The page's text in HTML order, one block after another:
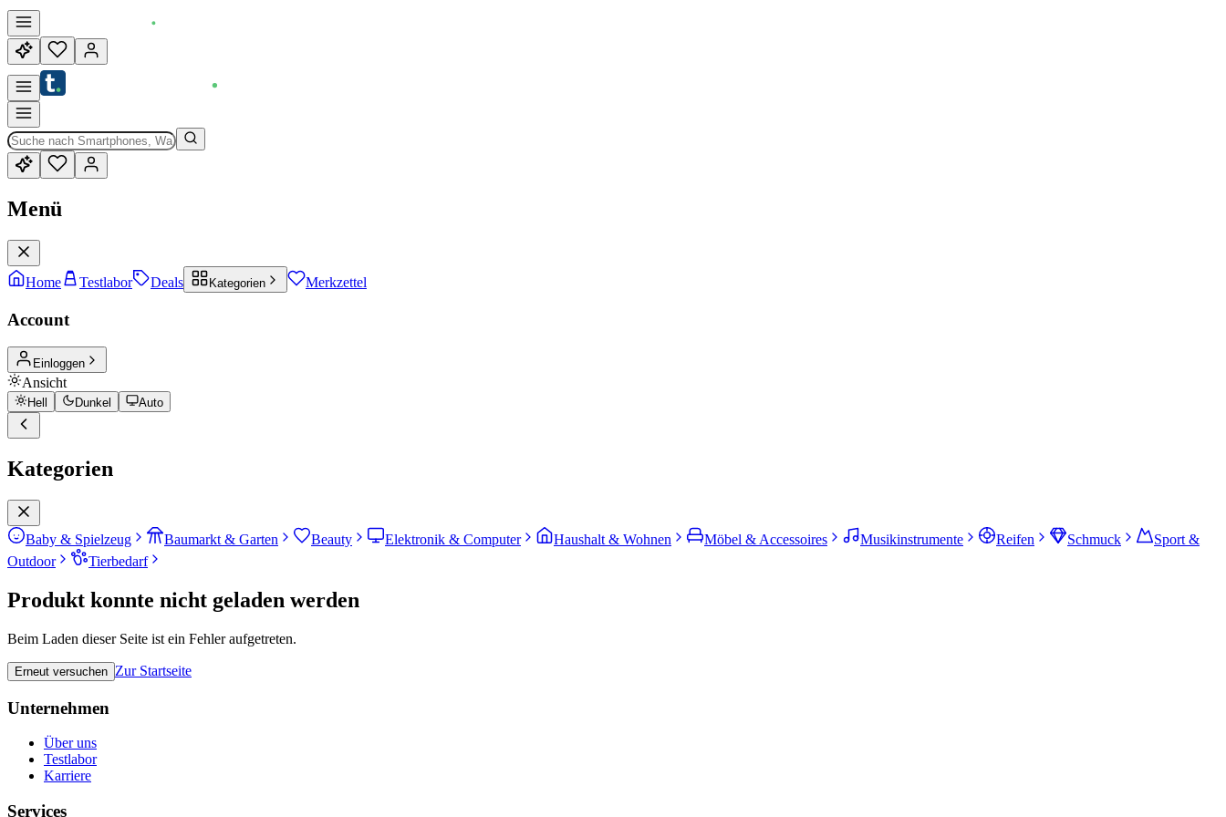
Menü
Home Testlabor Deals Kategorien Merkzettel
Account
Einloggen
Ansicht
Hell Dunkel Auto
Kategorien
Baby & Spielzeug Baumarkt & Garten Beauty Elektronik & Computer Haushalt & Wohnen Möbel & Accessoires Musikinstrumente Reifen Schmuck
Sport &
Outdoor
Tierbedarf
Produkt konnte nicht geladen werden
Beim Laden dieser Seite ist ein Fehler aufgetreten.
Erneut versuchen Zur Startseite
Unternehmen
Über uns
Testlabor
Karriere
Services